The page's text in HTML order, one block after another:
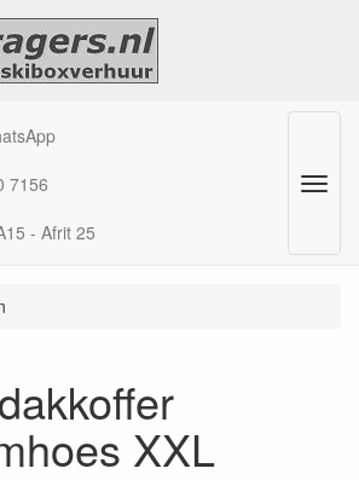
7156
- Afrit 25
Menu
XXL